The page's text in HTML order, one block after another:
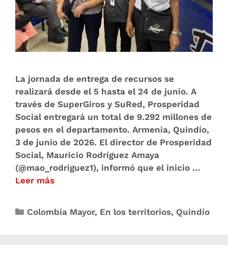
La jornada de entrega de recursos se
realizará desde el 5 hasta el 24 de junio. A
través de SuperGiros y SuRed, Prosperidad
Social entregará un total de 9.292 millones de
pesos en el departamento. Armenia, Quindío,
3 de junio de 2026. El director de Prosperidad
Social, Mauricio Rodríguez Amaya
(@mao_rodriguez1), informó que el inicio …
Leer más
Colombia Mayor, En los territorios, Quindío